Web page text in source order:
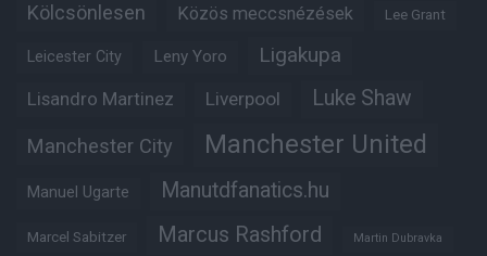
Kölcsönlesen Közös meccsnézések Lee Grant
Leicester City Leny Yoro Ligakupa
Lisandro Martinez Liverpool Luke Shaw
Manchester City Manchester United
Manuel Ugarte Manutdfanatics.hu
Marcel Sabitzer Marcus Rashford Martin Dubravka